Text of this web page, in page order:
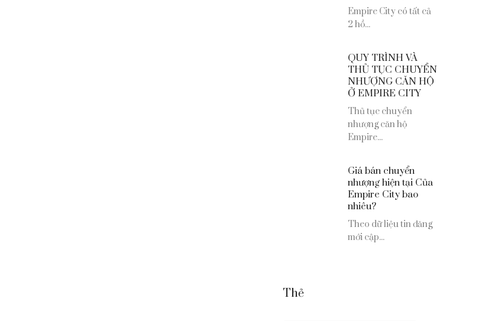
Empire City có tất cả
2 hồ...
QUY TRÌNH VÀ
THỦ TỤC CHUYỂN
NHƯỢNG CĂN HỘ
Ở EMPIRE CITY
Thủ tục chuyển
nhượng căn hộ
Empire...
Giá bán chuyển
nhượng hiện tại Của
Empire City bao
nhiêu?
Theo dữ liệu tin đăng
mới cập...
Thẻ